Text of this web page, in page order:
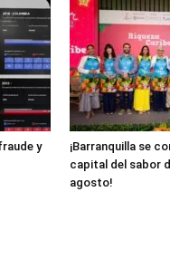
y
¡Barranquilla se
capital del sabor
agosto!